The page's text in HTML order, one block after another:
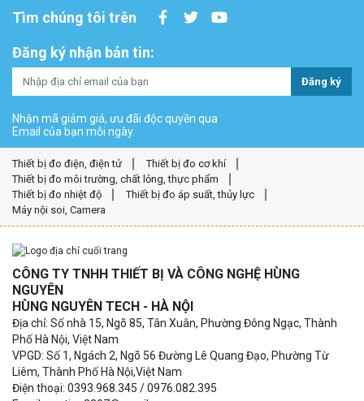
Tìm chúng tôi trên
Đăng ký nhận bản tin:
Đăng ký
Nhận mã giảm giá, ưu đãi độc quyền qua
Email của bạn mỗi ngày.
Thiết bị đo điện, điện tử
Thiết bị đo cơ khí
Thiết bị đo môi trường, chất lỏng, thực phẩm
Thiết bị đo nhiệt độ
Thiết bị đo áp suất, thủy lực
Máy nội soi, Camera
CÔNG TY TNHH THIẾT BỊ VÀ CÔNG NGHỆ HÙNG
NGUYÊN
HÙNG NGUYÊN TECH - HÀ NỘI
Địa chỉ: Số nhà 15, Ngõ 85, Tân Xuân, Phường Đông Ngạc, Thành
Phố Hà Nội, Việt Nam
VPGD: Số 1, Ngách 2, Ngõ 56 Đường Lê Quang Đạo, Phường Từ
Liêm, Thành Phố Hà Nội,Việt Nam
Điện thoại: 0393.968.345 / 0976.082.395